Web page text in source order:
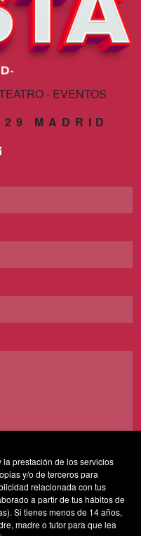
prestación de los servicios
y/o de terceros para
relacionada con tus
a partir de tus hábitos de
Si tienes menos de 14 años,
madre o tutor para que lea
- EVENTOS
MADRID
al almacenamiento y
esta web y confirmas
privacidad*